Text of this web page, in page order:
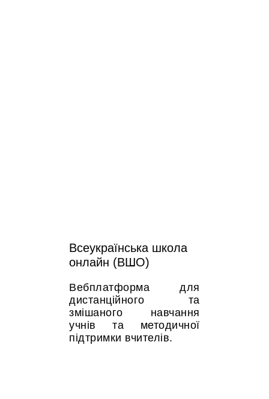
Всеукраїнська школа
онлайн (ВШО)
Вебплатформа для
дистанційного та
змішаного навчання
учнів та методичної
підтримки вчителів.